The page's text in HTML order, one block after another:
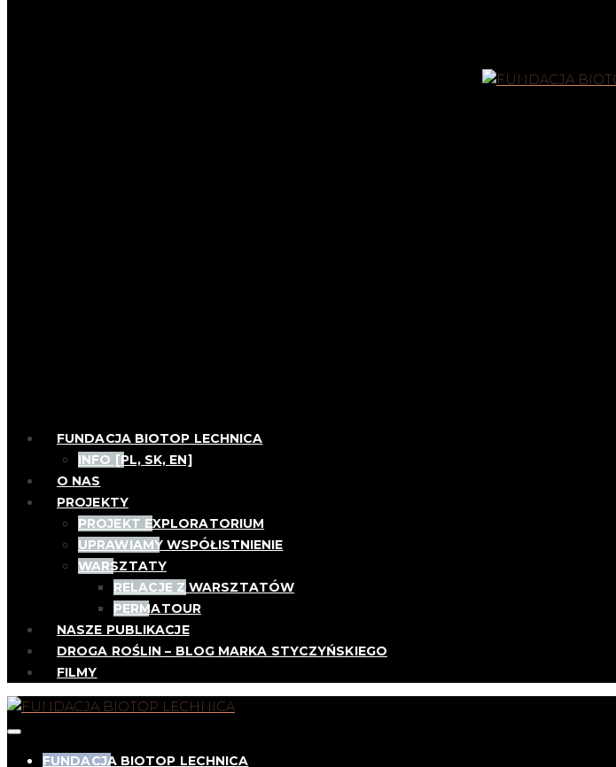
FUNDACJA BIOTOP LECHNICA
INFO [PL, SK, EN]
O NAS
PROJEKTY
PROJEKT EXPLORATORIUM
UPRAWIAMY WSPÓŁISTNIENIE
WARSZTATY
RELACJE Z WARSZTATÓW
PERMATOUR
NASZE PUBLIKACJE
DROGA ROŚLIN – BLOG MARKA STYCZYŃSKIEGO
FILMY
FUNDACJA BIOTOP LECHNICA